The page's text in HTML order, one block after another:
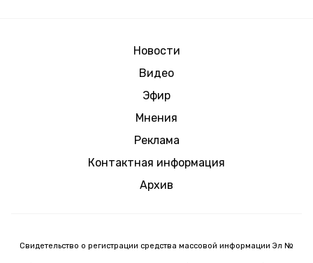
Новости
Видео
Эфир
Мнения
Реклама
Контактная информация
Архив
Свидетельство о регистрации средства массовой информации Эл №